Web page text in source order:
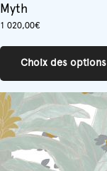
Myth
1 020,00€
Choix des options